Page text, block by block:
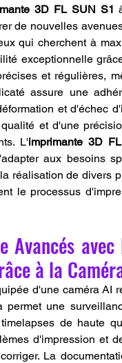
3D FL SUN S1
de nouvelles
qui cherchent à
exceptionnelle
et régulières,
assure une
et d'échec
et d'une
L'imprimante 3D
aux besoins
réalisation de divers
le processus
Avancés
à la
d'une caméra AI
permet une
de haute
d'impression et
La